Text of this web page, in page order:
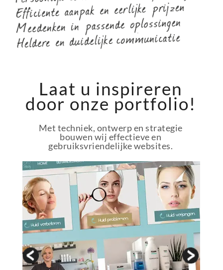
Laat u inspireren
door onze portfolio!
Met techniek, ontwerp en strategie
bouwen wij effectieve en
gebruiksvriendelijke websites.